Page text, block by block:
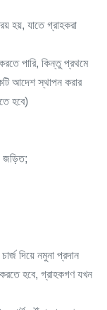
হয়, যাতে গ্রাহকরা
পারি, কিন্তু প্রথমে
আদেশ স্থাপন করার
হবে)
জড়িত;
দিয়ে নমুনা প্রদান
হবে, গ্রাহকগণ যখন